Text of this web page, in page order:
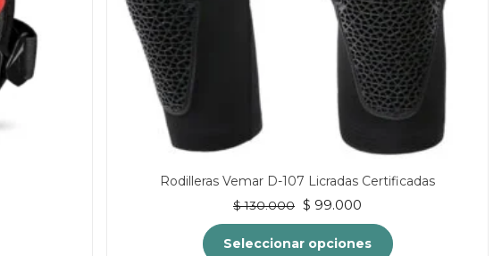
Rodilleras Vemar D-107 Licradas Certificadas
$130.000
El
precio
original
$ 99.000
precio
actual
Seleccionar opciones